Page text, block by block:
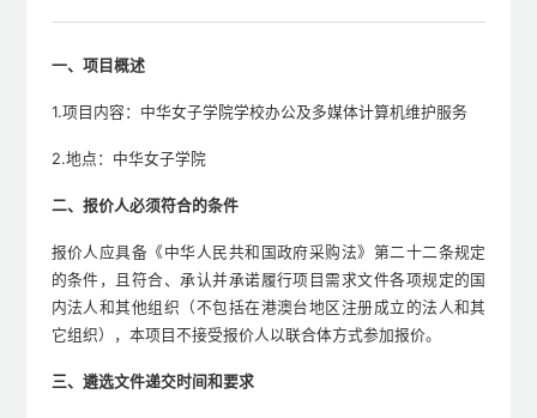
一、项目概述
1.项目内容：中华女子学院学校办公及多媒体计算机维护服务
2.地点：中华女子学院
二、报价人必须符合的条件
报价人应具备《中华人民共和国政府采购法》第二十二条规定
的条件，且符合、承认并承诺履行项目需求文件各项规定的国
内法人和其他组织（不包括在港澳台地区注册成立的法人和其
它组织），本项目不接受报价人以联合体方式参加报价。
三、遴选文件递交时间和要求